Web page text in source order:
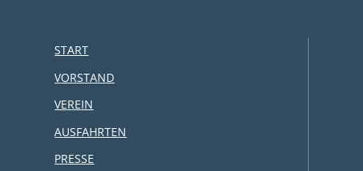
START
VORSTAND
VEREIN
AUSFAHRTEN
PRESSE